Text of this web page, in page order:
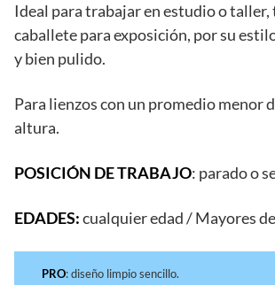
Ideal para trabajar en estudio o
caballete para exposición, por su
y bien pulido.
Para lienzos con un promedio menor
altura.
POSICIÓN DE TRABAJO: parado o
EDADES:cualquier edad / Mayores
PRO: diseño limpio sencillo.